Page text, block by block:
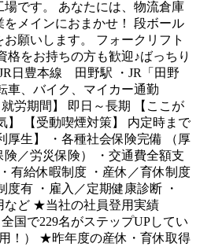
場です。 あなたには、物流倉庫
メインにおまかせ！ 段ボール
願いします。 フォークリフト
格をお持ちの方も歓迎♪ばっちり
日豊本線 田野駅 ・JR「田野
、バイク、マイカー通勤
労期間】 即日～長期 【ここが
】 【受動喫煙対策】 内定時まで
厚生】 ・各種社会保険完備 （厚
／労災保険） ・交通費全額支
有給休暇制度 ・産休／育休制度
度有 ・雇入／定期健康診断 ・
など ★当社の社員登用実績
国で229名がステップUPしてい
！） ★昨年度の産休・育休取得